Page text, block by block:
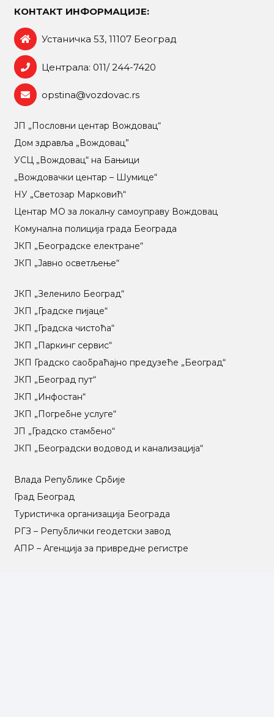
КОНТАКТ ИНФОРМАЦИЈЕ:
Устаничка 53, 11107 Београд
Централа: 011/ 244-7420
opstina@vozdovac.rs
ЈП „Пословни центар Вождовац“
Дом здравља „Вождовац”
УСЦ „Вождовац“ на Бањици
„Вождовачки центар – Шумице“
НУ „Светозар Марковић“
Центар МO за локалну самоуправу Вождовац
Комунална полиција града Београда
ЈКП „Београдске електране“
ЈКП „Јавно осветљење“
ЈКП „Зеленило Београд“
ЈКП „Градске пијаце“
ЈКП „Градска чистоћа“
ЈКП „Паркинг сервис“
ЈКП Градско саобраћајно предузеће „Београд“
ЈКП „Београд пут“
ЈКП „Инфостан“
ЈКП „Погребне услуге“
ЈП „Градско стамбено“
ЈКП „Београдски водовод и канализација“
Влада Републике Србије
Град Београд
Туристичка организација Београда
РГЗ – Републички геодетски завод
АПР – Агенција за привредне регистре